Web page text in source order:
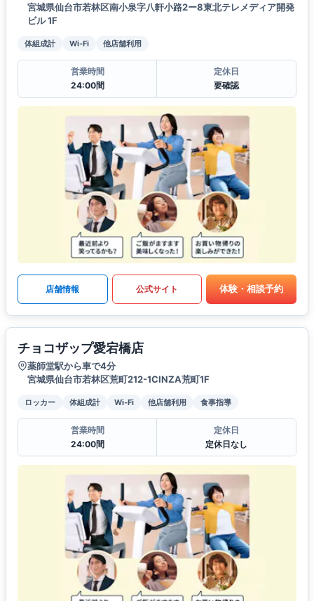
宮城県仙台市若林区南小泉字八軒小路2ー8東北テレメディア開発
ビル 1F
体組成計 Wi-Fi 他店舗利用
営業時間
24:00間
定休日
要確認
店舗情報 公式サイト 体験・相談予約
チョコザップ愛宕橋店
薬師堂駅から車で4分
宮城県仙台市若林区荒町212-1CINZA荒町1F
ロッカー 体組成計 Wi-Fi 他店舗利用 食事指導
営業時間
24:00間
定休日
定休日なし